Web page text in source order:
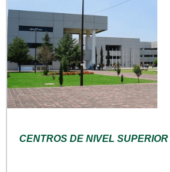
CENTROS DE NIVEL SUPERIOR